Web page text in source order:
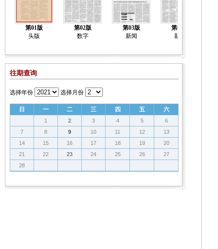
第01版
头版
第02版
数字
第03版
新闻
第04版
新闻
往期查询
选择年份 选择月份
日 一 二 三 四 五 六
1 2 3 4 5
6
7
8 9 10 11 12
13
14
15 16 17 18 19
20
21
22 23 24 25 26
27
28